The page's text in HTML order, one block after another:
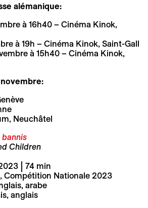
alémanique:
à 16h40 – Cinéma Kinok,
à 19h – Cinéma Kinok, Saint-Gall
à 15h40 – Cinéma Kinok,
novembre:
Neuchâtel
bannis
Children
| 74 min
Compétition Nationale 2023
arabe
anglais